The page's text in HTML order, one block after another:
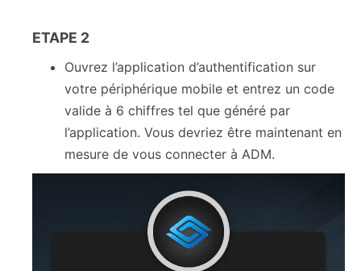
ETAPE 2
Ouvrez l’application d’authentification sur
votre périphérique mobile et entrez un code
valide à 6 chiffres tel que généré par
l’application. Vous devriez être maintenant en
mesure de vous connecter à ADM.